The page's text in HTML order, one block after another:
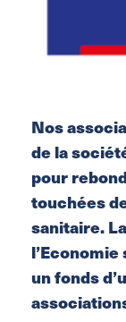
Nos
de la
pour
touchées
sanitaire.
un fonds